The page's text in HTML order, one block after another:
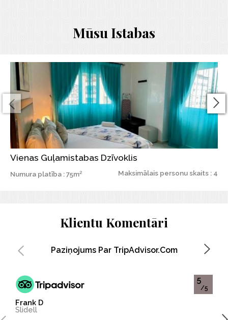
Mūsu Istabas
Vienas Guļamistabas Dzīvoklis
Numura platība : 75m² Maksimālais personu skaits : 4
Klientu Komentāri
Paziņojums Par TripAdvisor.com
Frank D
Slidell
5
/5